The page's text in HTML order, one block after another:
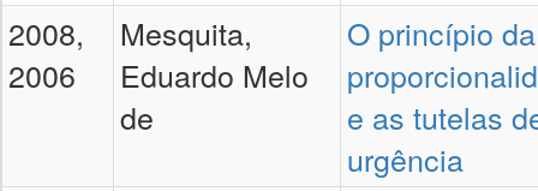
2008,
2006
Mesquita,
Eduardo Melo
de
O princípio da
e as tutelas
urgência